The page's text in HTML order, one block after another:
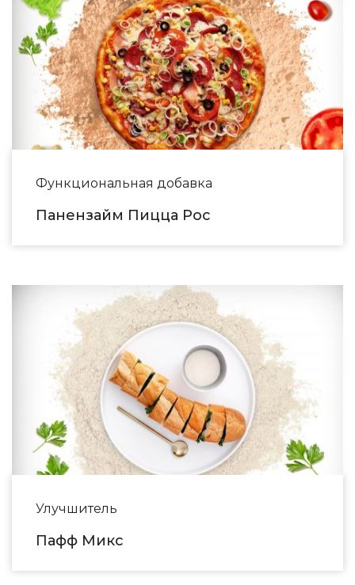
Функциональная добавка
Панензайм Пицца Рос
Улучшитель
Пафф Микс